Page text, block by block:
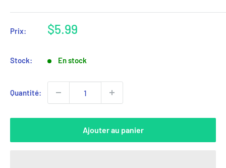
Prix:
Prix
$5.99
Stock: En stock
Quantité:
Ajouter au panier